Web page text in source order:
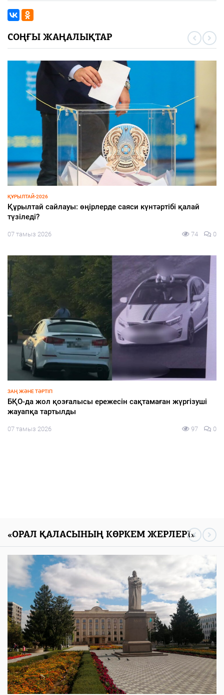
СОҢҒЫ ЖАҢАЛЫҚТАР
ҚҰРЫЛТАЙ-2026
Құрылтай сайлауы: өңірлерде саяси күнтәртібі қалай
түзіледі?
07 тамыз 2026 74 0
ЗАҢ ЖӘНЕ ТӘРТІП
БҚО-да жол қозғалысы ережесін сақтамаған жүргізуші
жауапқа тартылды
07 тамыз 2026 97 0
«ОРАЛ ҚАЛАСЫНЫҢ КӨРКЕМ ЖЕРЛЕРІ»